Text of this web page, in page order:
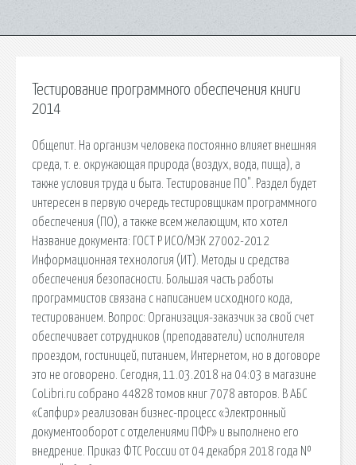
Тестирование программного обеспечения книги
2014
Общепит. На организм человека постоянно влияет внешняя
среда, т. е. окружающая природа (воздух, вода, пища), а
также условия труда и быта. Тестирование ПО". Раздел будет
интересен в первую очередь тестировщикам программного
обеспечения (ПО), а также всем желающим, кто хотел
Название документа: ГОСТ Р ИСО/МЭК 27002-2012
Информационная технология (ИТ). Методы и средства
обеспечения безопасности. Большая часть работы
программистов связана с написанием исходного кода,
тестированием. Вопрос: Организация-заказчик за свой счет
обеспечивает сотрудников (преподаватели) исполнителя
проездом, гостиницей, питанием, Интернетом, но в договоре
это не оговорено. Сегодня, 11.03.2018 на 04:03 в магазине
CoLibri.ru собрано 44828 томов книг 7078 авторов. В АБС
«Сапфир» реализован бизнес-процесс «Электронный
документооборот с отделениями ПФР» и выполнено его
внедрение. Приказ ФТС России от 04 декабря 2018 года №